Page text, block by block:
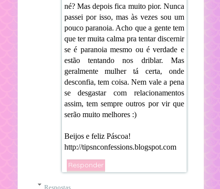
né? Mas depois fica muito pior. Nunca
passei por isso, mas às vezes sou um
pouco paranoia. Acho que a gente tem
que ter muita calma pra tentar discernir
se é paranoia mesmo ou é verdade e
estão tentando nos driblar. Mas
geralmente mulher tá certa, onde
desconfia, tem coisa. Nem vale a pena
se desgastar com relacionamentos
assim, tem sempre outros por vir que
serão muito melhores :)
Beijos e feliz Páscoa!
http://tipsnconfessions.blogspot.com
Responder
Respostas